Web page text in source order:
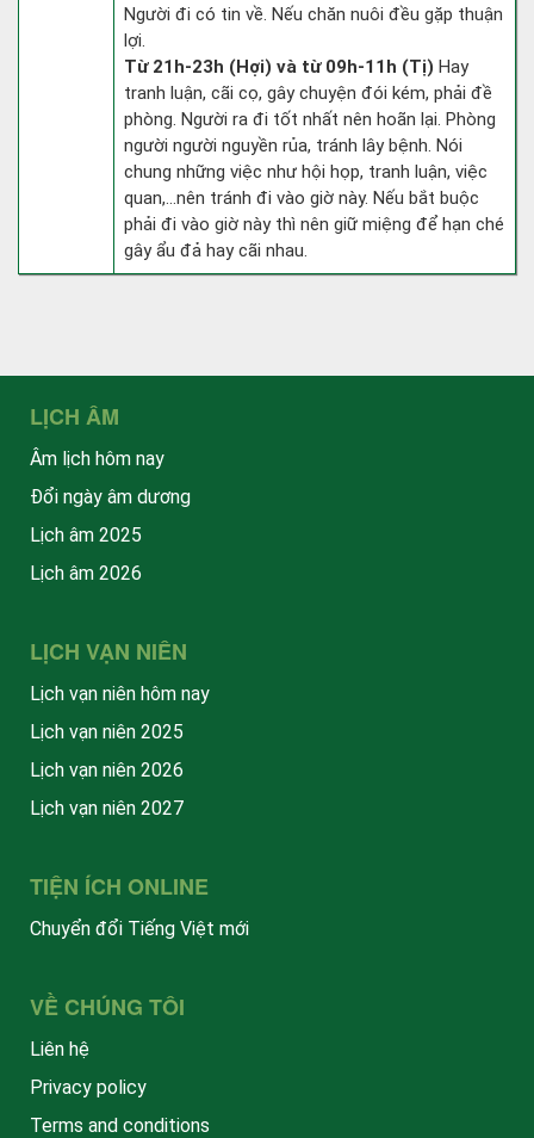
Người đi có tin về. Nếu chăn nuôi đều gặp thuận
lợi.
Từ 21h-23h (Hợi) và từ 09h-11h (Tị) Hay
tranh luận, cãi cọ, gây chuyện đói kém, phải đề
phòng. Người ra đi tốt nhất nên hoãn lại. Phòng
người người nguyền rủa, tránh lây bệnh. Nói
chung những việc như hội họp, tranh luận, việc
quan,…nên tránh đi vào giờ này. Nếu bắt buộc
phải đi vào giờ này thì nên giữ miệng để hạn ché
gây ẩu đả hay cãi nhau.
LỊCH ÂM
Âm lịch hôm nay
Đổi ngày âm dương
Lịch âm 2025
Lịch âm 2026
LỊCH VẠN NIÊN
Lịch vạn niên hôm nay
Lịch vạn niên 2025
Lịch vạn niên 2026
Lịch vạn niên 2027
TIỆN ÍCH ONLINE
Chuyển đổi Tiếng Việt mới
VỀ CHÚNG TÔI
Liên hệ
Privacy policy
Terms and conditions